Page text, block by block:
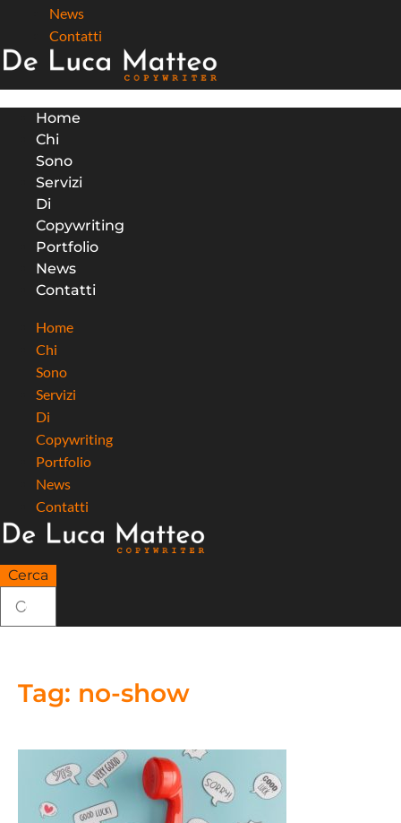
News
Contatti
Home
Chi
Sono
Servizi
Di
Copywriting
Portfolio
News
Contatti
Home
Chi
Sono
Servizi
Di
Copywriting
Portfolio
News
Contatti
Cerca
Tag: no-show